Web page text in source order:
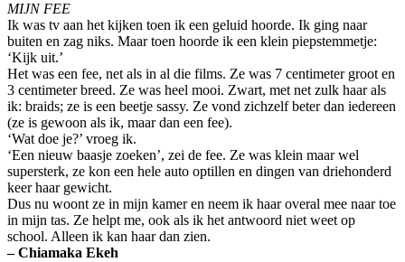
MIJN FEE
Ik was tv aan het kijken toen ik een geluid hoorde. Ik ging naar
buiten en zag niks. Maar toen hoorde ik een klein piepstemmetje:
‘Kijk uit.’
Het was een fee, net als in al die films. Ze was 7 centimeter groot en
3 centimeter breed. Ze was heel mooi. Zwart, met net zulk haar als
ik: braids; ze is een beetje sassy. Ze vond zichzelf beter dan iedereen
(ze is gewoon als ik, maar dan een fee).
‘Wat doe je?’ vroeg ik.
‘Een nieuw baasje zoeken’, zei de fee. Ze was klein maar wel
supersterk, ze kon een hele auto optillen en dingen van driehonderd
keer haar gewicht.
Dus nu woont ze in mijn kamer en neem ik haar overal mee naar toe
in mijn tas. Ze helpt me, ook als ik het antwoord niet weet op
school. Alleen ik kan haar dan zien.
– Chiamaka Ekeh